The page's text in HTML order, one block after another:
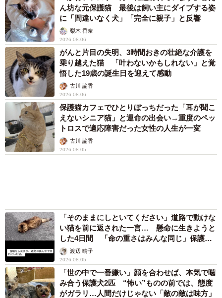
渡辺 晴子
2026.08.04
アクセスランキング
「キム兄」木村祐一が激やせ、松本人志と2シ
ョット「一瞬、分からなかったわ」「テキヤの
兄さん」
まいどなメディア
「この人しかいない」26歳差の“年の差婚”をし
た夫婦 出会いは？反対する声はなかった？
今の思いを聞いた
古川 諭香
「ウソだろ」体重130kgの女性芸人オダウエダ
植田 大学時代のほっそり姿に「マジで」
まいどなメディア
母は有名女優、慶応幼稚舎出身CBCアナのノー
スリーブ姿「育ちの良さが表情に表れてる」
「天使の笑顔」